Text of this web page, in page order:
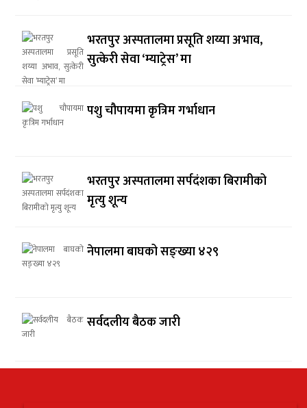
भरतपुर अस्पतालमा प्रसूति शय्या अभाव,
सुत्केरी सेवा ‘म्याट्रेस’ मा
पशु चौपायमा कृत्रिम गर्भाधान
भरतपुर अस्पतालमा सर्पदंशका बिरामीको
मृत्यु शून्य
नेपालमा बाघको सङ्ख्या ४२९
सर्वदलीय बैठक जारी